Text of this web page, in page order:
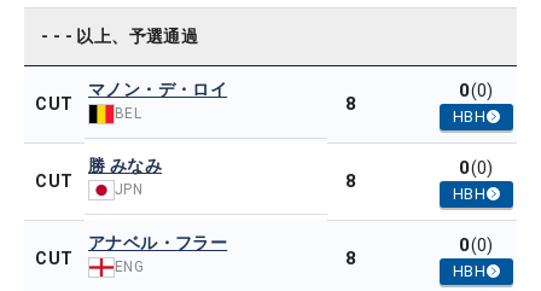
- - - 以上、予選通過
CUT
マノン・デ・ロイ
BEL 8
0(0)
HBH
CUT
勝 みなみ
JPN 8
0(0)
HBH
CUT
アナベル・フラー
ENG 8
0(0)
HBH